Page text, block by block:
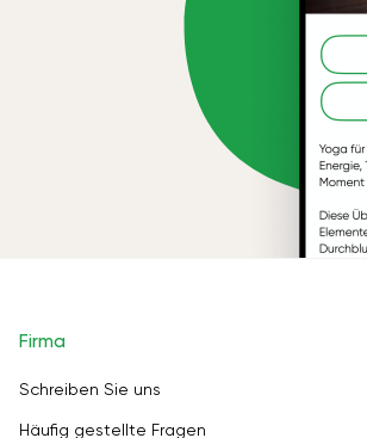
Firma
Schreiben Sie uns
Häufig gestellte Fragen